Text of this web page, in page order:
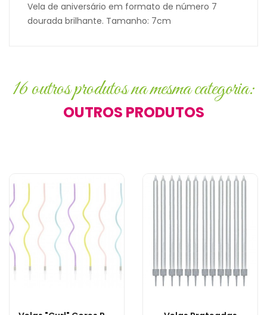
Vela de aniversário em formato de número 7
dourada brilhante. Tamanho: 7cm
16 outros produtos na mesma categoria:
OUTROS PRODUTOS